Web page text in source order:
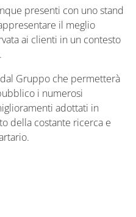
presenti con uno stand
il meglio
ai clienti in un contesto
Gruppo che permetterà
i numerosi
adottati in
della costante ricerca e